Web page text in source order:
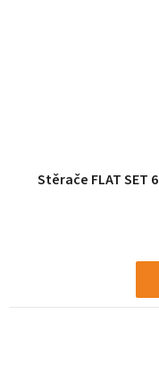
Stěrače FLAT SET